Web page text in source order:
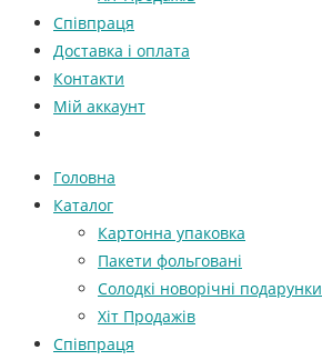
Співпраця
Доставка і оплата
Контакти
Мій аккаунт
Головна
Каталог
Картонна упаковка
Пакети фольговані
Солодкі новорічні подарунки
Хіт Продажів
Співпраця